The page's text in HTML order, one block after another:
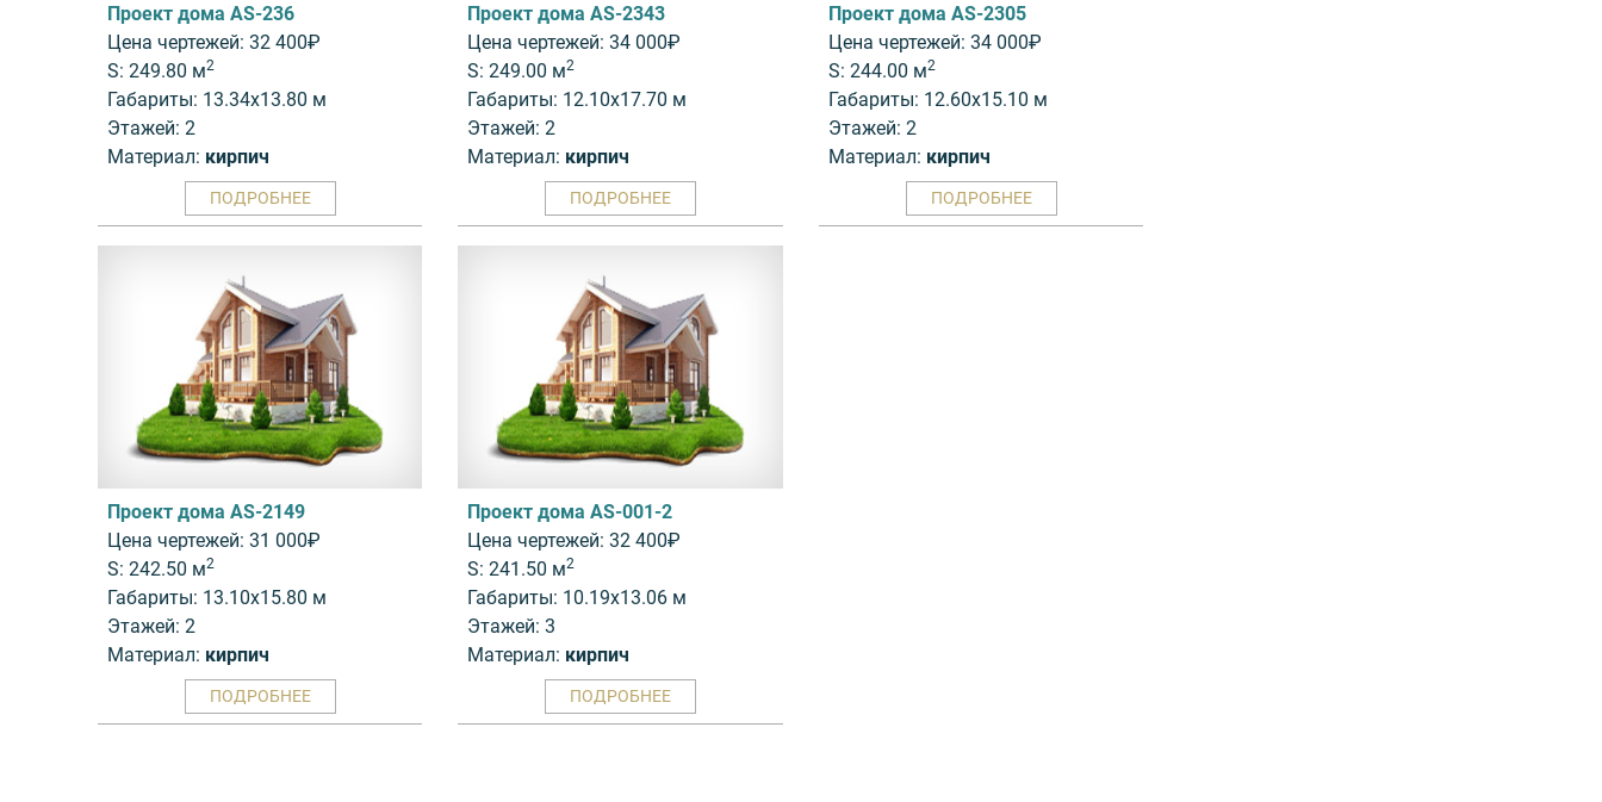
Проект дома AS-236
Цена чертежей: 32 400₽
S: 249.80 м2
Габариты: 13.34x13.80 м
Этажей: 2
Материал: кирпич
ПОДРОБНЕЕ
Проект дома AS-2343
Цена чертежей: 34 000₽
S: 249.00 м2
Габариты: 12.10x17.70 м
Этажей: 2
Материал: кирпич
ПОДРОБНЕЕ
Проект дома AS-2305
Цена чертежей: 34 000₽
S: 244.00 м2
Габариты: 12.60x15.10 м
Этажей: 2
Материал: кирпич
ПОДРОБНЕЕ
Проект дома AS-2149
Цена чертежей: 31 000₽
S: 242.50 м2
Габариты: 13.10x15.80 м
Этажей: 2
Материал: кирпич
ПОДРОБНЕЕ
Проект дома AS-001-2
Цена чертежей: 32 400₽
S: 241.50 м2
Габариты: 10.19x13.06 м
Этажей: 3
Материал: кирпич
ПОДРОБНЕЕ